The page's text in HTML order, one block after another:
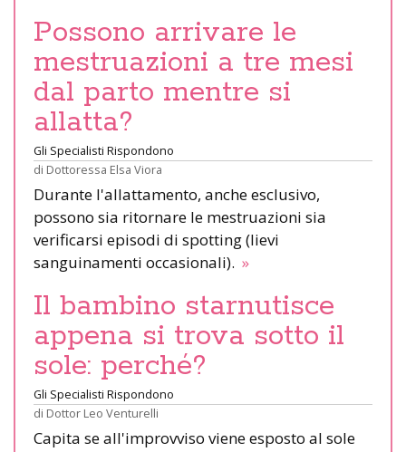
Possono arrivare le
mestruazioni a tre mesi
dal parto mentre si
allatta?
Gli Specialisti Rispondono
di Dottoressa Elsa Viora
Durante l'allattamento, anche esclusivo,
possono sia ritornare le mestruazioni sia
verificarsi episodi di spotting (lievi
sanguinamenti occasionali). »
Il bambino starnutisce
appena si trova sotto il
sole: perché?
Gli Specialisti Rispondono
di Dottor Leo Venturelli
Capita se all'improvviso viene esposto al sole